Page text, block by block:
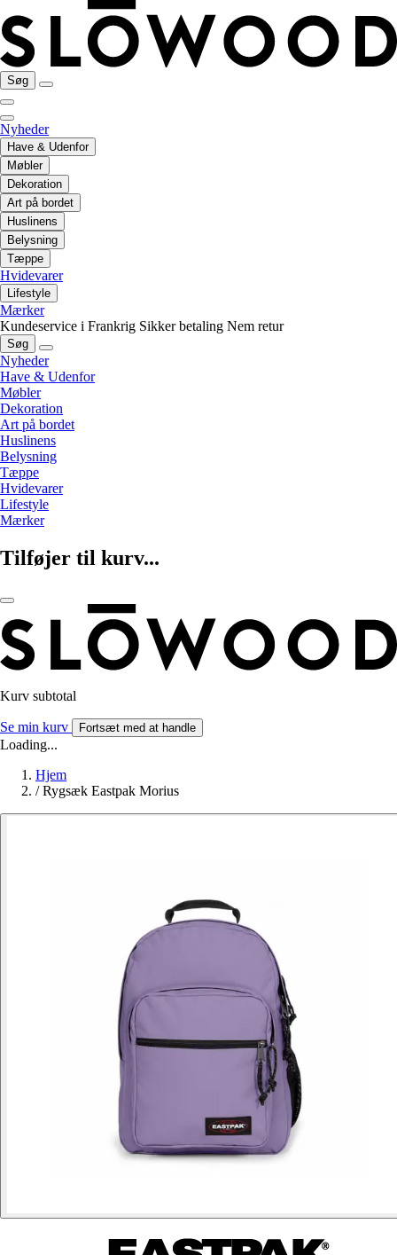
Søg
Nyheder
Have & Udenfor
Møbler
Dekoration
Art på bordet
Huslinens
Belysning
Tæppe
Hvidevarer
Lifestyle
Mærker
Kundeservice i Frankrig Sikker betaling Nem retur
Søg
Nyheder
Have & Udenfor
Møbler
Dekoration
Art på bordet
Huslinens
Belysning
Tæppe
Hvidevarer
Lifestyle
Mærker
Tilføjer til kurv...
Kurv subtotal
Se min kurv Fortsæt med at handle
Loading...
Hjem
/ Rygsæk Eastpak Morius